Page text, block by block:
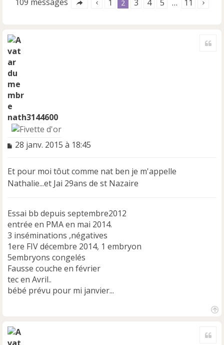
1 2 3 4 5 … 11
nath3144600
M
s
a
n
o
n
u
28 janv. 2015 à 18:45
Et pour moi tôut comme nat ben je m'appelle
Nathalie...et Jai 29ans de st Nazaire
Essai bb depuis septembre2012
entrée en PMA en mai 2014.
3 inséminations ,négatives
1ere FIV décembre 2014, 1 embryon
5embryons congelés
Fausse couche en février
tec en Avril..
bébé prévu pour mi janvier...